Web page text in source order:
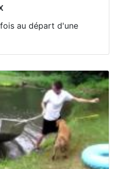
au départ d'une